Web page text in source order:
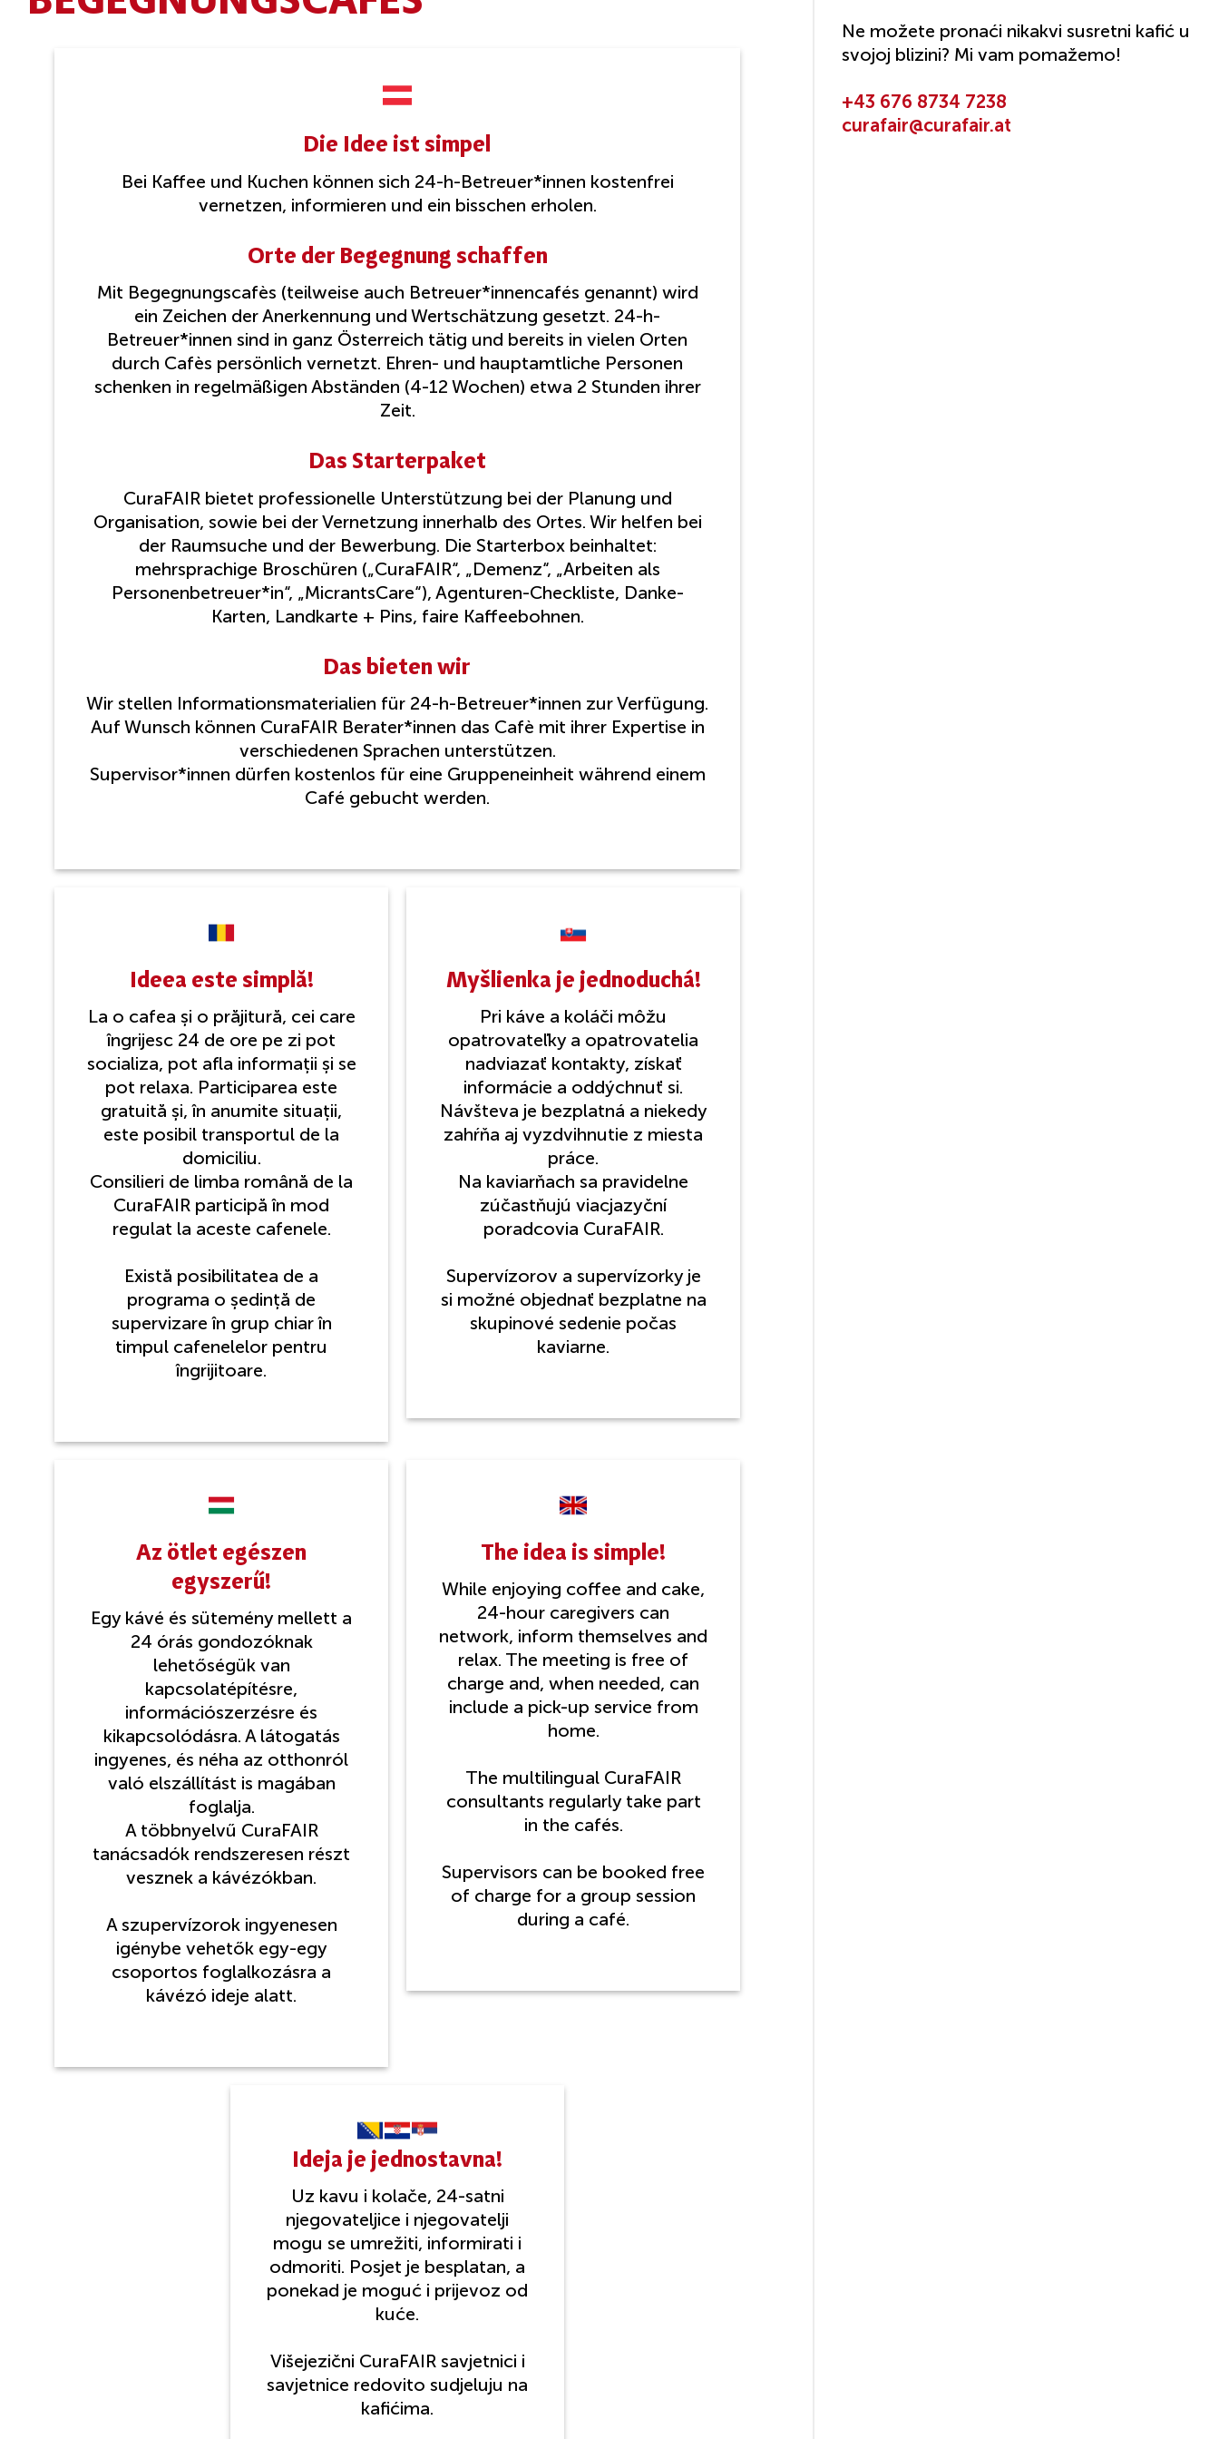
Die Idee ist simpel
Bei Kaffee und Kuchen können sich 24-h-Betreuer*innen kostenfrei
vernetzen, informieren und ein bisschen erholen.
Orte der Begegnung schaffen
Mit Begegnungscafès (teilweise auch Betreuer*innencafés genannt) wird
ein Zeichen der Anerkennung und Wertschätzung gesetzt. 24-h-
Betreuer*innen sind in ganz Österreich tätig und bereits in vielen Orten
durch Cafès persönlich vernetzt. Ehren- und hauptamtliche Personen
schenken in regelmäßigen Abständen (4-12 Wochen) etwa 2 Stunden ihrer
Zeit.
Das Starterpaket
CuraFAIR bietet professionelle Unterstützung bei der Planung und
Organisation, sowie bei der Vernetzung innerhalb des Ortes. Wir helfen bei
der Raumsuche und der Bewerbung. Die Starterbox beinhaltet:
mehrsprachige Broschüren („CuraFAIR“, „Demenz“, „Arbeiten als
Personenbetreuer*in“, „MicrantsCare“), Agenturen-Checkliste, Danke-
Karten, Landkarte + Pins, faire Kaffeebohnen.
Das bieten wir
Wir stellen Informationsmaterialien für 24-h-Betreuer*innen zur Verfügung.
Auf Wunsch können CuraFAIR Berater*innen das Cafè mit ihrer Expertise in
verschiedenen Sprachen unterstützen.
Supervisor*innen dürfen kostenlos für eine Gruppeneinheit während einem
Café gebucht werden.
Ideea este simplă!
La o cafea și o prăjitură, cei care
îngrijesc 24 de ore pe zi pot
socializa, pot afla informații și se
pot relaxa. Participarea este
gratuită și, în anumite situații,
este posibil transportul de la
domiciliu.
Consilieri de limba română de la
CuraFAIR participă în mod
regulat la aceste cafenele.
Există posibilitatea de a
programa o ședință de
supervizare în grup chiar în
timpul cafenelelor pentru
îngrijitoare.
Myšlienka je jednoduchá!
Pri káve a koláči môžu
opatrovateľky a opatrovatelia
nadviazať kontakty, získať
informácie a oddýchnuť si.
Návšteva je bezplatná a niekedy
zahŕňa aj vyzdvihnutie z miesta
práce.
Na kaviarňach sa pravidelne
zúčastňujú viacjazyční
poradcovia CuraFAIR.
Supervízorov a supervízorky je
si možné objednať bezplatne na
skupinové sedenie počas
kaviarne.
Az ötlet egészen
egyszerű!
Egy kávé és sütemény mellett a
24 órás gondozóknak
lehetőségük van
kapcsolatépítésre,
információszerzésre és
kikapcsolódásra. A látogatás
ingyenes, és néha az otthonról
való elszállítást is magában
foglalja.
A többnyelvű CuraFAIR
tanácsadók rendszeresen részt
vesznek a kávézókban.
A szupervízorok ingyenesen
igénybe vehetők egy-egy
csoportos foglalkozásra a
kávézó ideje alatt.
The idea is simple!
While enjoying coffee and cake,
24-hour caregivers can
network, inform themselves and
relax. The meeting is free of
charge and, when needed, can
include a pick-up service from
home.
The multilingual CuraFAIR
consultants regularly take part
in the cafés.
Supervisors can be booked free
of charge for a group session
during a café.
Ideja je jednostavna!
Uz kavu i kolače, 24-satni
njegovateljice i njegovatelji
mogu se umrežiti, informirati i
odmoriti. Posjet je besplatan, a
ponekad je moguć i prijevoz od
kuće.
Višejezični CuraFAIR savjetnici i
savjetnice redovito sudjeluju na
kafićima.
Ne možete pronaći nikakvi susretni kafić u
svojoj blizini? Mi vam pomažemo!
+43 676 8734 7238
curafair@curafair.at